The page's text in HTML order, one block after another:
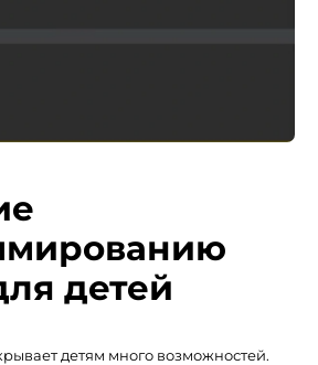
детей
детям много возможностей.